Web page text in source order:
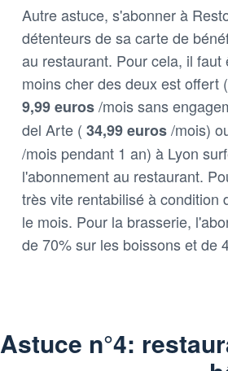
Autre astuce, s'abonner à
détenteurs de sa carte de
au restaurant. Pour cela, il
moins cher des deux est offert
9,99 euros/mois sans
del Arte ( 34,99 euros/mois)
/mois pendant 1 an) à Lyon
l'abonnement au restaurant.
très vite rentabilisé à condition
le mois. Pour la brasserie,
de 70% sur les boissons et de
Astuce n°4: